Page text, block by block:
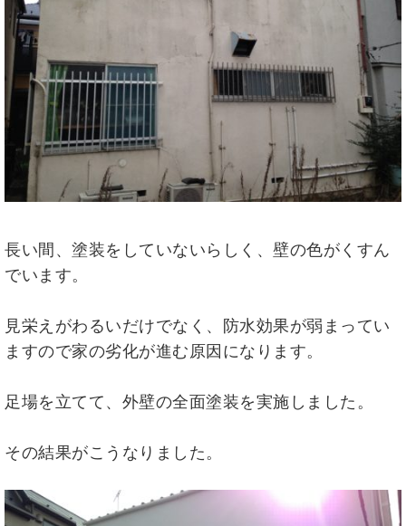
長い間、塗装をしていないらしく、壁の色がくすん
でいます。
見栄えがわるいだけでなく、防水効果が弱まってい
ますので家の劣化が進む原因になります。
足場を立てて、外壁の全面塗装を実施しました。
その結果がこうなりました。